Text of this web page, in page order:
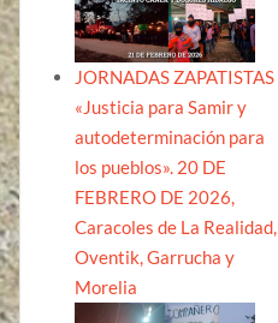
JORNADAS ZAPATISTAS
«Justicia para Samir y
autodeterminación para
los pueblos». 20 DE
FEBRERO DE 2026,
Caracoles de La Realidad,
Oventik, Garrucha y
Morelia